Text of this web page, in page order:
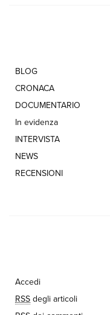
BLOG
CRONACA
DOCUMENTARIO
In evidenza
INTERVISTA
NEWS
RECENSIONI
Accedi
RSS degli articoli